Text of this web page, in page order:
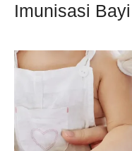
Imunisasi Bayi